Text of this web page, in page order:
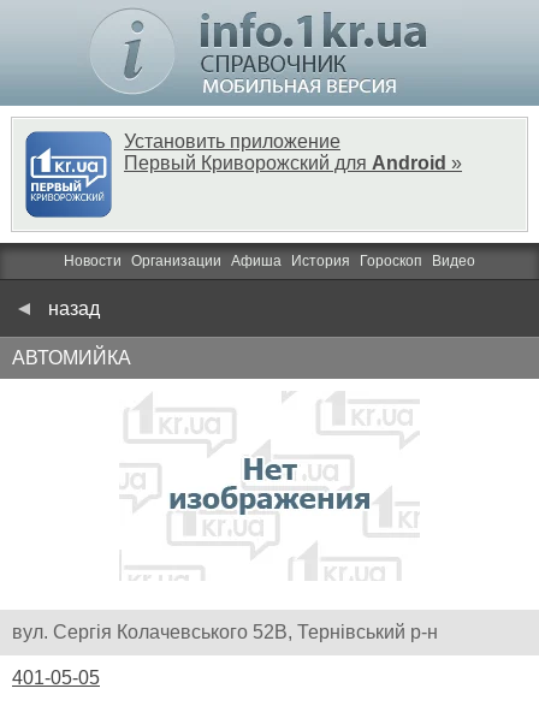
Установить приложение
Первый Криворожский для Android »
Новости Организации Афиша История Гороскоп Видео
назад
АВТОМИЙКА
вул. Сергія Колачевського 52В, Тернівський р-н
401-05-05